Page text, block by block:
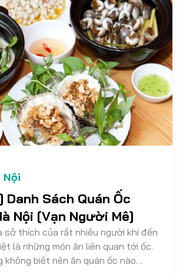
đi mọi lo âu, phiền muộn
Nội
Danh Sách Quán Ốc
Nội [Vạn Người Mê]
sở thích của rất nhiều người khi đến
là những món ăn liên quan tới ốc.
không biết nên ăn quán ốc nào